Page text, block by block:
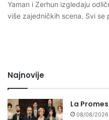
Yaman i Zerhun izgledaju
više zajedničkih scena. Svi se
Najnovije
La
08/08/2026